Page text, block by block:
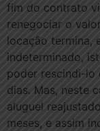
fim do contrato
renegociar o
locação termina,
indeterminado,
poder rescindi-lo
dias. Mas, neste
aluguel
meses, e assim